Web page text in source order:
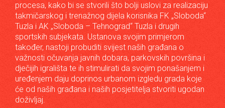
procesa, kako bi se stvorili što bolji uslovi za realizaciju
takmičarskog i trenažnog dijela korisnika FK „Sloboda“
Tuzla i AK „Sloboda – Tehnograd“ Tuzla i drugih
sportskih subjekata. Ustanova svojim primjerom
također, nastoji probuditi svijest naših građana o
važnosti očuvanja javnih dobara, parkovskih površina i
dječijih igrališta te ih stimulirati da svojim ponašanjem i
uređenjem daju doprinos urbanom izgledu grada koje
će od naših građana i naših posjetitelja stvoriti ugodan
doživljaj.